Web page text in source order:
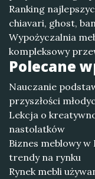
Ranking
chiavari, ghost,
Wypożyczalnia
kompleksowy
Polecane
Nauczanie
przyszłości
Lekcja o
nastolatków
Biznes meblowy
trendy na rynku
Rynek mebli